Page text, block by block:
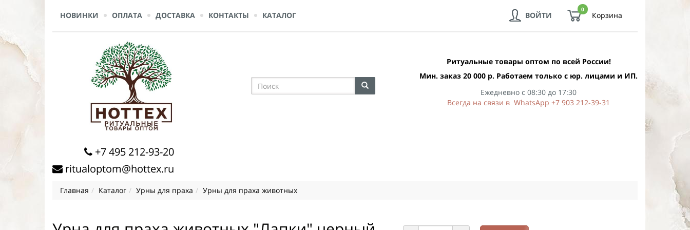
НОВИНКИ ОПЛАТА ДОСТАВКА КОНТАКТЫ КАТАЛОГ
0
Корзина
ВОЙТИ
Ритуальные товары оптом по всей России!
Мин. заказ 20 000 р. Работаем только с юр. лицами и ИП.
Ежедневно с 08:30 до 17:30
Всегда на связи в WhatsApp +7 903 212-39-31
+7 495 212-93-20
ritualoptom@hottex.ru
Главная Каталог Урны для праха Урны для праха животных